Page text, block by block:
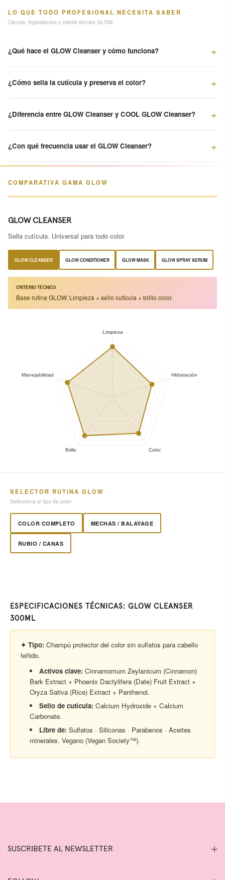
LO QUE TODO PROFESIONAL NECESITA SABER
Ciencia, ingredientes y criterio técnico GLOW
¿Qué hace el GLOW Cleanser y cómo funciona?
¿Cómo sella la cutícula y preserva el color?
¿Diferencia entre GLOW Cleanser y COOL GLOW Cleanser?
¿Con qué frecuencia usar el GLOW Cleanser?
COMPARATIVA GAMA GLOW
GLOW CLEANSER
Sella cutícula. Universal para todo color.
GLOW CLEANSER GLOW CONDITIONER GLOW MASK GLOW SPRAY SERUM
CRITERIO TÉCNICO
Base rutina GLOW. Limpieza + sello cutícula + brillo color.
SELECTOR RUTINA GLOW
Selecciona el tipo de color
COLOR COMPLETO MECHAS / BALAYAGE
RUBIO / CANAS
ESPECIFICACIONES TÉCNICAS: GLOW CLEANSER
300ML
✦ Tipo: Champú protector del color sin sulfatos para cabello
teñido.
Activos clave: Cinnamomum Zeylanicum (Cinnamon)
Bark Extract + Phoenix Dactylifera (Date) Fruit Extract +
Oryza Sativa (Rice) Extract + Panthenol.
Sello de cutícula: Calcium Hydroxide + Calcium
Carbonate.
Libre de: Sulfatos · Siliconas · Parabenos · Aceites
minerales. Vegano (Vegan Society™).
SUSCRIBETE AL NEWSLETTER